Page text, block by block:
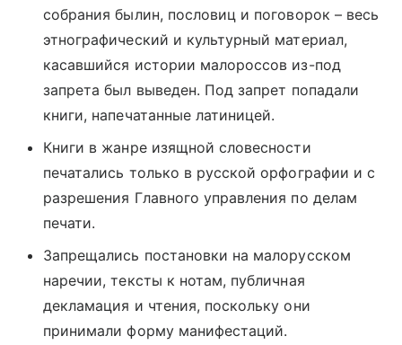
собрания былин, пословиц и поговорок – весь
этнографический и культурный материал,
касавшийся истории малороссов из-под
запрета был выведен. Под запрет попадали
книги, напечатанные латиницей.
Книги в жанре изящной словесности
печатались только в русской орфографии и с
разрешения Главного управления по делам
печати.
Запрещались постановки на малорусском
наречии, тексты к нотам, публичная
декламация и чтения, поскольку они
принимали форму манифестаций.